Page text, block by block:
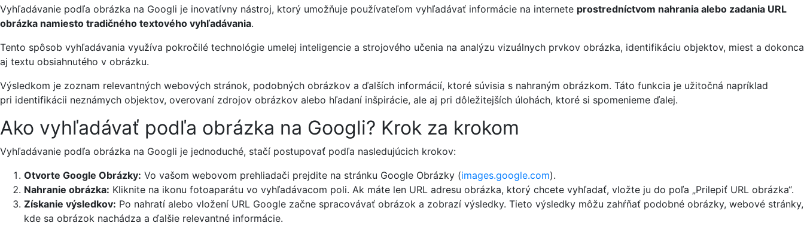
Vyhľadávanie podľa obrázka na Googli je inovatívny nástroj, ktorý umožňuje používateľom vyhľadávať informácie na internete prostredníctvom nahrania alebo zadania URL
obrázka namiesto tradičného textového vyhľadávania.
Tento spôsob vyhľadávania využíva pokročilé technológie umelej inteligencie a strojového učenia na analýzu vizuálnych prvkov obrázka, identifikáciu objektov, miest a dokonca
aj textu obsiahnutého v obrázku.
Výsledkom je zoznam relevantných webových stránok, podobných obrázkov a ďalších informácií, ktoré súvisia s nahraným obrázkom. Táto funkcia je užitočná napríklad
pri identifikácii neznámych objektov, overovaní zdrojov obrázkov alebo hľadaní inšpirácie, ale aj pri dôležitejších úlohách, ktoré si spomenieme ďalej.
Ako vyhľadávať podľa obrázka na Googli? Krok za krokom
Vyhľadávanie podľa obrázka na Googli je jednoduché, stačí postupovať podľa nasledujúcich krokov:
Otvorte Google Obrázky: Vo vašom webovom prehliadači prejdite na stránku Google Obrázky (images.google.com).
Nahranie obrázka: Kliknite na ikonu fotoaparátu vo vyhľadávacom poli. Ak máte len URL adresu obrázka, ktorý chcete vyhľadať, vložte ju do poľa „Prilepiť URL obrázka“.
Získanie výsledkov: Po nahratí alebo vložení URL Google začne spracovávať obrázok a zobrazí výsledky. Tieto výsledky môžu zahŕňať podobné obrázky, webové stránky,
kde sa obrázok nachádza a ďalšie relevantné informácie.